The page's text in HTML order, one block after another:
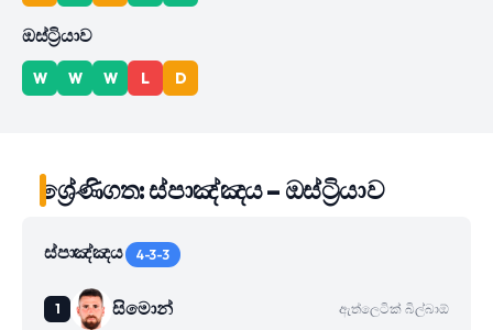
ඔස්ට්‍රියාව
W W W L D
ශ්‍රේණිගත: ස්පාඤ්ඤය – ඔස්ට්‍රියාව
ස්පාඤ්ඤය 4-3-3
සිමොන් ඇත්ලෙටික් බිල්බාඕ